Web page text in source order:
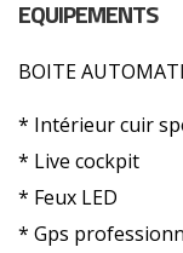
EQUIPEMENTS
BOITE
* Intérieur cuir
* Live cockpit
* Feux LED
* Gps